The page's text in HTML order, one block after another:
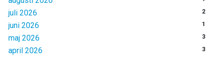
juli 2026 2
juni 2026 1
maj 2026 3
april 2026 3